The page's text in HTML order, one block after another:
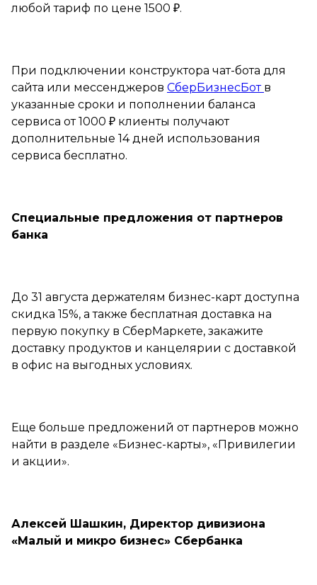
любой тариф по цене 1500 ₽.
При подключении конструктора чат-бота для
сайта или мессенджеров СберБизнесБот в
указанные сроки и пополнении баланса
сервиса от 1000 ₽ клиенты получают
дополнительные 14 дней использования
сервиса бесплатно.
Специальные предложения от партнеров
банка
До 31 августа держателям бизнес-карт доступна
скидка 15%, а также бесплатная доставка на
первую покупку в СберМаркете, закажите
доставку продуктов и канцелярии с доставкой
в офис на выгодных условиях.
Еще больше предложений от партнеров можно
найти в разделе «Бизнес-карты», «Привилегии
и акции».
Алексей Шашкин, Директор дивизиона
«Малый и микро бизнес» Сбербанка